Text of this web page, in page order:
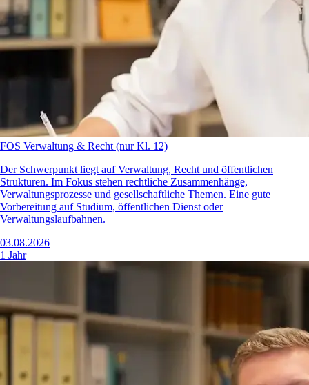
FOS Verwaltung & Recht (nur Kl. 12)
Der Schwerpunkt liegt auf Verwaltung, Recht und öffentlichen
Strukturen. Im Fokus stehen rechtliche Zusammenhänge,
Verwaltungsprozesse und gesellschaftliche Themen. Eine gute
Vorbereitung auf Studium, öffentlichen Dienst oder
Verwaltungslaufbahnen.
03.08.2026
1 Jahr